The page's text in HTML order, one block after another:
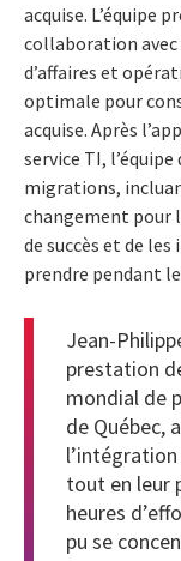
acquise. L’équipe
collaboration avec
d’affaires et
optimale pour
acquise. Après
service TI,
migrations,
changement pour
de succès et de
prendre pendant
Jean-
prestation
mondial de
de Québec,
tout en leur
heures
pu se